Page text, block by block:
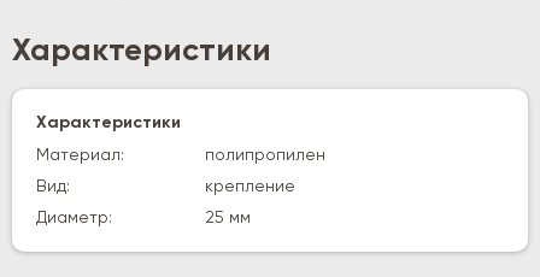
Характеристики
Характеристики
Материал:
полипропилен
Вид:
крепление
Диаметр:
25 мм